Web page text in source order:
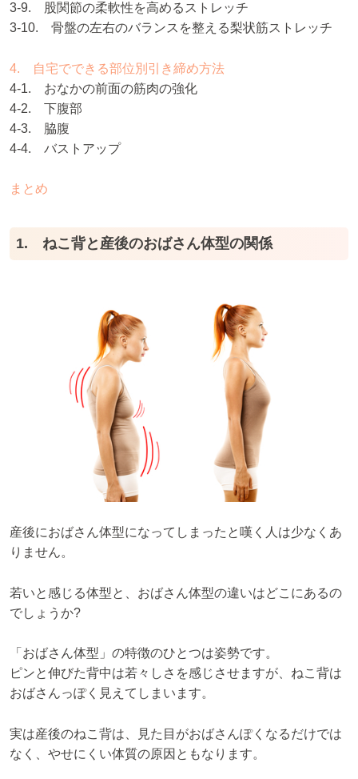
3-9. 股関節の柔軟性を高めるストレッチ
3-10. 骨盤の左右のバランスを整える梨状筋ストレッチ
4. 自宅でできる部位別引き締め方法
4-1. おなかの前面の筋肉の強化
4-2. 下腹部
4-3. 脇腹
4-4. バストアップ
まとめ
1. ねこ背と産後のおばさん体型の関係
産後におばさん体型になってしまったと嘆く人は少なくあ
りません。
若いと感じる体型と、おばさん体型の違いはどこにあるの
でしょうか?
「おばさん体型」の特徴のひとつは姿勢です。
ピンと伸びた背中は若々しさを感じさせますが、ねこ背は
おばさんっぽく見えてしまいます。
実は産後のねこ背は、見た目がおばさんぽくなるだけでは
なく、やせにくい体質の原因ともなります。